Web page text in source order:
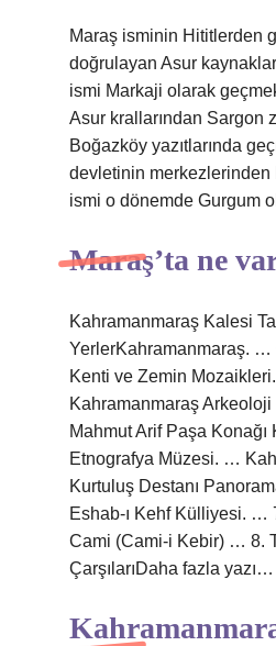
Maraş isminin Hititlerden
doğrulayan Asur
ismi Markaji olarak
Asur krallarından Sargon
Boğazköy yazıtlarında
devletinin merkezlerinden
ismi o dönemde Gurgum
Maraş’ta ne
Kahramanmaraş Kalesi
YerlerKahramanmaraş. …
Kenti ve Zemin
Kahramanmaraş
Mahmut Arif Paşa
Etnografya Müzesi. …
Kurtuluş Destanı
Eshab-ı Kehf Külliyesi. …
Cami (Cami-i Kebir) … 8.
ÇarşılarıDaha fazla yazı…